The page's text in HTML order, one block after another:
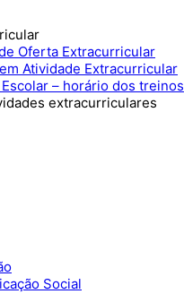
Oferta Extracurricular
Atividade Extracurricular
– horário dos treinos
extracurriculares
Social